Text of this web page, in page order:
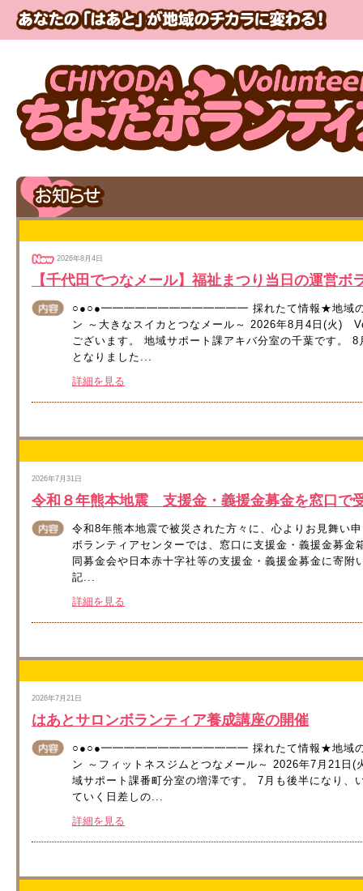
2026年8月4日
【千代田でつなメール】福祉まつり当日の運営ボ
○●○●━━━━━━━━━━━━━ 採れたて情報★地域の「今
ン ～大きなスイカとつなメール～ 2026年8月4
ございます。 地域サポート課アキバ分室の千葉です。
となりました...
詳細を見る
2026年7月31日
令和８年熊本地震 支援金・義援金募金を窓口で
令和8年熊本地震で被災された方々に、心よりお見舞い
ボランティアセンターでは、窓口に支援金・義援金募
同募金会や日本赤十字社等の支援金・義援金募金に寄
記...
詳細を見る
2026年7月21日
はあとサロンボランティア養成講座の開催
○●○●━━━━━━━━━━━━━ 採れたて情報★地域の「今
ン ～フィットネスジムとつなメール～ 2026年
域サポート課番町分室の増澤です。 7月も後半になり
ていく日差しの...
詳細を見る